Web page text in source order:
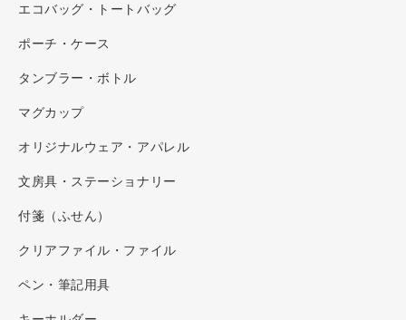
エコバッグ・トートバッグ
ポーチ・ケース
タンブラー・ボトル
マグカップ
オリジナルウェア・アパレル
文房具・ステーショナリー
付箋（ふせん）
クリアファイル・ファイル
ペン・筆記用具